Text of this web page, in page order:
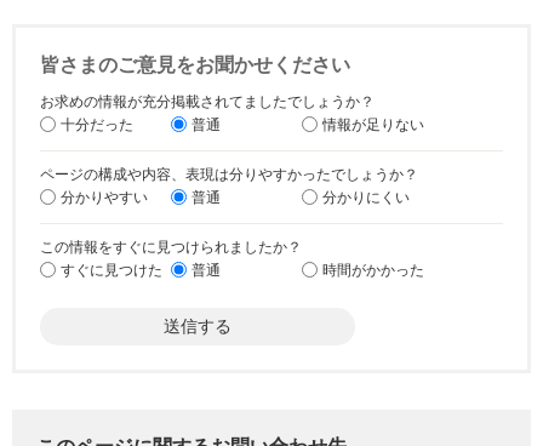
皆さまのご意見をお聞かせください
お求めの情報が充分掲載されてましたでしょうか？
十分だった
普通 情報が足りない
ページの構成や内容、表現は分りやすかったでしょうか？
分かりやすい
普通 分かりにくい
この情報をすぐに見つけられましたか？
すぐに見つけた
普通 時間がかかった